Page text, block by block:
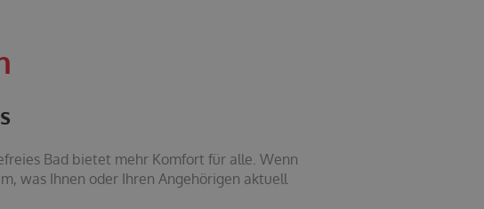
Bad bietet mehr Komfort für alle. Wenn
was Ihnen oder Ihren Angehörigen aktuell